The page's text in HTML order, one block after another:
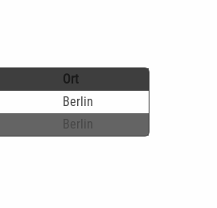
Ort
Berlin
Berlin